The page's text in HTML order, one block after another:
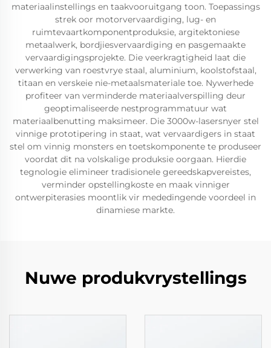
materiaalinstellings en taakvooruitgang toon. Toepassings
strek oor motorvervaardiging, lug- en
ruimtevaartkomponentproduksie, argitektoniese
metaalwerk, bordjiesvervaardiging en pasgemaakte
vervaardigingsprojekte. Die veerkragtigheid laat die
verwerking van roestvrye staal, aluminium, koolstofstaal,
titaan en verskeie nie-metaalsmateriale toe. Nywerhede
profiteer van verminderde materiaalverspilling deur
geoptimaliseerde nestprogrammatuur wat
materiaalbenutting maksimeer. Die 3000w-lasersnyer stel
vinnige prototipering in staat, wat vervaardigers in staat
stel om vinnig monsters en toetskomponente te produseer
voordat dit na volskalige produksie oorgaan. Hierdie
tegnologie elimineer tradisionele gereedskapvereistes,
verminder opstellingkoste en maak vinniger
ontwerpiterasies moontlik vir mededingende voordeel in
dinamiese markte.
Nuwe produkvrystellings